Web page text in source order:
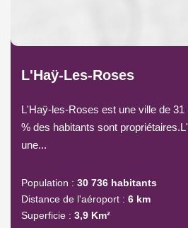
L'Haÿ-Les-Roses
L'Haÿ-les-Roses est une ville de 31
% des habitants sont
une...
Population : 30 736 habitants
Distance de l'aéroport : 6 km
Superficie : 3,9 Km²